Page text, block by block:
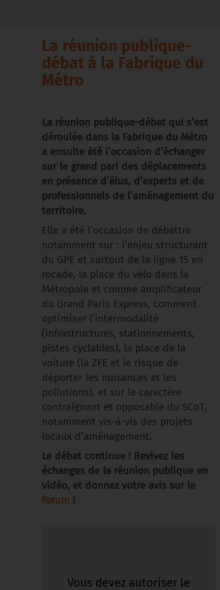
La réunion publique-
débat à la Fabrique du
Métro
La réunion publique-débat qui s’est
déroulée dans la Fabrique du Métro
a ensuite été l’occasion d’échanger
sur le grand pari des déplacements
en présence d’élus, d’experts et de
professionnels de l’aménagement du
territoire.
Elle a été l’occasion de débattre
notamment sur : l’enjeu structurant
du GPE et surtout de la ligne 15 en
rocade, la place du vélo dans la
Métropole et comme amplificateur
du Grand Paris Express, comment
optimiser l’intermodalité
(infrastructures, stationnements,
pistes cyclables), la place de la
voiture (la ZFE et le risque de
déporter les nuisances et les
pollutions), et sur le caractère
contraignant et opposable du SCoT,
notamment vis-à-vis des projets
locaux d’aménagement.
Le débat continue ! Revivez les
échanges de la réunion publique en
vidéo, et donnez votre avis sur le
forum !
Vous devez autoriser le